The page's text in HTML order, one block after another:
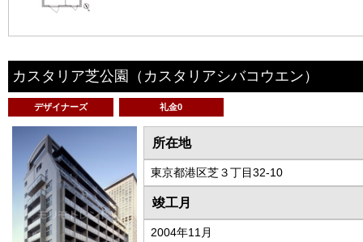
カスタリア芝公園 （カスタリアシバコウエン）
デザイナーズ 礼金0
所在地
東京都港区芝３丁目32-10
竣工月
2004年11月